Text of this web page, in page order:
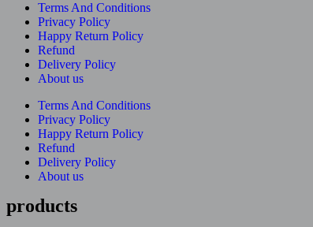
Terms And Conditions
Privacy Policy
Happy Return Policy
Refund
Delivery Policy
About us
Terms And Conditions
Privacy Policy
Happy Return Policy
Refund
Delivery Policy
About us
products